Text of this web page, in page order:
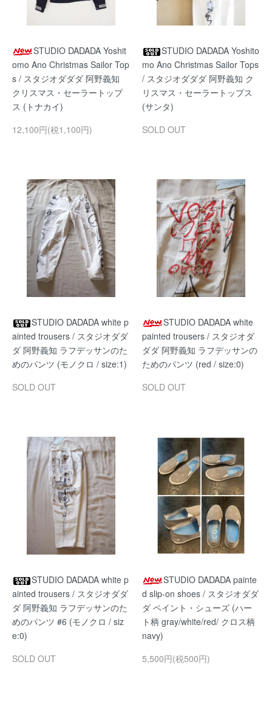
STUDIO DADADA Yoshit
omo Ano Christmas Sailor Top
s / スタジオダダダ 阿野義知
クリスマス・セーラートップ
ス (トナカイ)
12,100円(税1,100円)
STUDIO DADADA Yoshito
mo Ano Christmas Sailor Tops
/ スタジオダダダ 阿野義知 ク
リスマス・セーラートップス
(サンタ)
SOLD OUT
STUDIO DADADA white p
ainted trousers / スタジオダダ
ダ 阿野義知 ラフデッサンのた
めのパンツ (モノクロ / size:1)
SOLD OUT
STUDIO DADADA white
painted trousers / スタジオダ
ダダ 阿野義知 ラフデッサンの
ためのパンツ (red / size:0)
SOLD OUT
STUDIO DADADA white p
ainted trousers / スタジオダダ
ダ 阿野義知 ラフデッサンのた
めのパンツ #6 (モノクロ / siz
e:0)
SOLD OUT
STUDIO DADADA painte
d slip-on shoes / スタジオダダ
ダ ペイント・シューズ (ハー
ト柄 gray/white/red/ クロス柄
navy)
5,500円(税500円)